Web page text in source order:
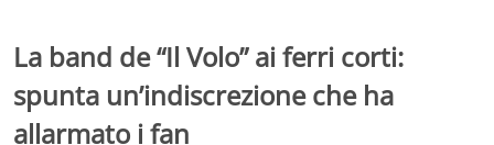
La band de “Il Volo” ai ferri corti:
spunta un’indiscrezione che ha
allarmato i fan